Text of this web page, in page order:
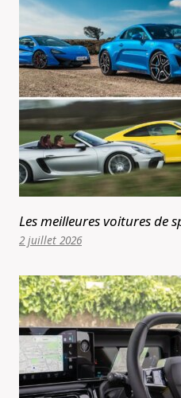
Les meilleures voitures de
2 juillet 2026